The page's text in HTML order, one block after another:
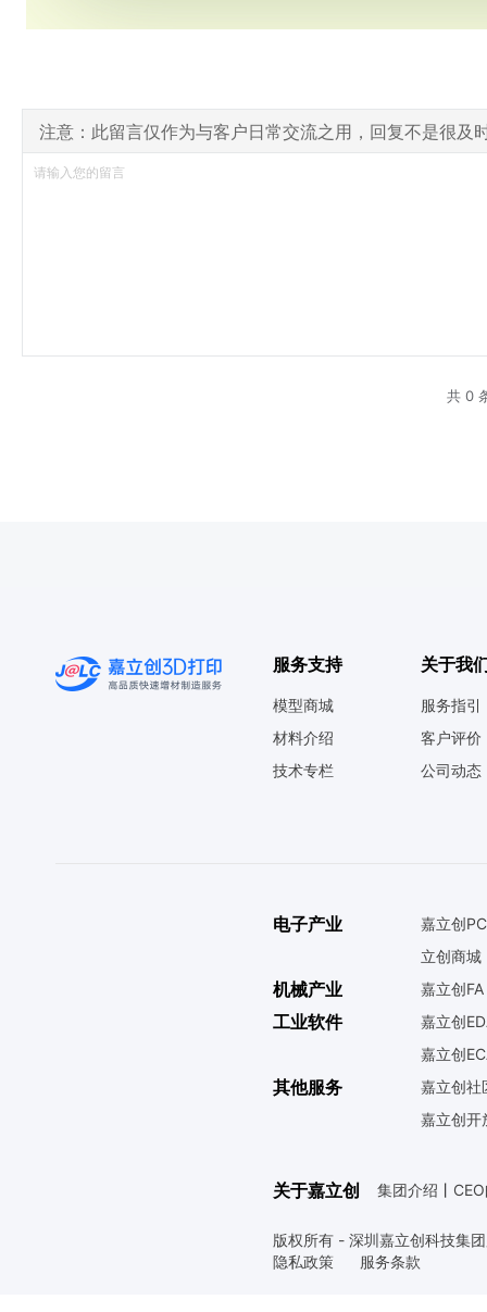
注意：此留言仅作为与客户日常交流之用，回复不是很及
共 0
服务支持
模型商城
材料介绍
技术专栏
关于我
服务指引
客户评价
公司动态
电子产业
嘉立创
立创商城
机械产业 嘉立创FA
工业软件
嘉立创
嘉立创
其他服务
嘉立创社
嘉立创开
关于嘉立创 集团介绍 丨
版权所有 - 深圳嘉立创科技集
隐私政策
服务条款